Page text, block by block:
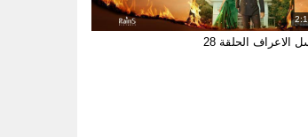
الاعراف الحلقة 28